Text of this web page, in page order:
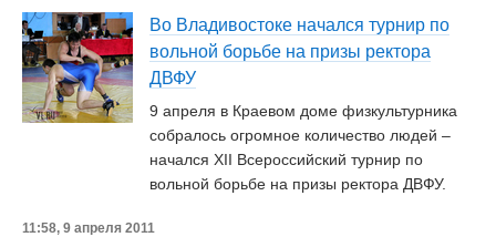
Во Владивостоке начался турнир по
вольной борьбе на призы ректора
ДВФУ
9 апреля в Краевом доме физкультурника
собралось огромное количество людей –
начался XII Всероссийский турнир по
вольной борьбе на призы ректора ДВФУ.
11:58, 9 апреля 2011